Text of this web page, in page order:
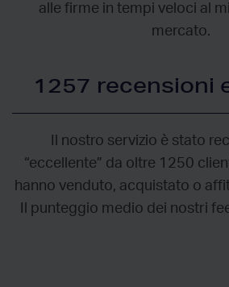
alle firme in tempi veloci al
mercato.
1257 recensioni
Il nostro servizio è stato
“eccellente” da oltre 1250
hanno venduto, acquistato o
Il punteggio medio dei nostri